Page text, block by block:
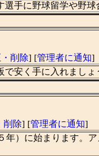
選手に野球留学や野
削除] [管理者に通知]
で安く手に入れまし
削除] [管理者に通知]
年）に始まります。